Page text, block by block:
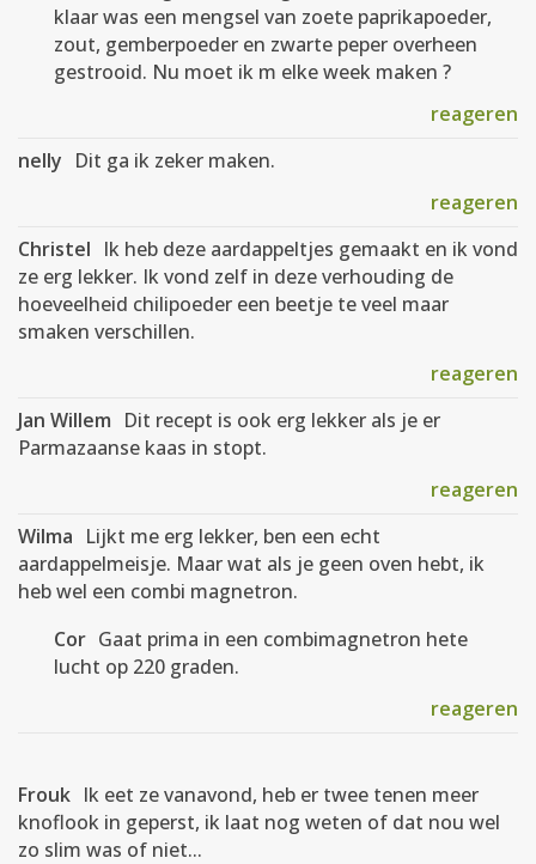
klaar was een mengsel van zoete paprikapoeder,
zout, gemberpoeder en zwarte peper overheen
gestrooid. Nu moet ik m elke week maken ?
reageren
nelly Dit ga ik zeker maken.
reageren
Christel Ik heb deze aardappeltjes gemaakt en ik vond
ze erg lekker. Ik vond zelf in deze verhouding de
hoeveelheid chilipoeder een beetje te veel maar
smaken verschillen.
reageren
Jan Willem Dit recept is ook erg lekker als je er
Parmazaanse kaas in stopt.
reageren
Wilma Lijkt me erg lekker, ben een echt
aardappelmeisje. Maar wat als je geen oven hebt, ik
heb wel een combi magnetron.
Cor Gaat prima in een combimagnetron hete
lucht op 220 graden.
reageren
Frouk Ik eet ze vanavond, heb er twee tenen meer
knoflook in geperst, ik laat nog weten of dat nou wel
zo slim was of niet...